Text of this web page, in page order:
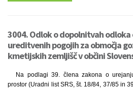
3004. Odlok o dopolnitvah odloka
ureditvenih pogojih za območja
kmetijskih zemljišč v občini
Na podlagi 39. člena zakona o
prostor (Uradni list SRS, št. 18/84, 37/85 in